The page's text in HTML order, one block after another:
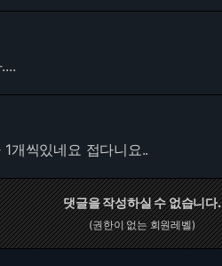
개씩있네요 접다니요..
댓글을 작성하실 수 없습니다.
(권한이 없는 회원레벨)